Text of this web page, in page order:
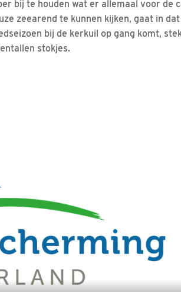
bij te houden wat er allemaal voor de
zeearend te kunnen kijken, gaat in
bij de kerkuil op gang komt,
stokjes.